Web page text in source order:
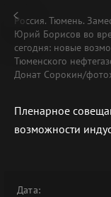
Россия. Тюмень.
Юрий Борисов во
сегодня: новые
Тюменского
Донат Сорокин/
Пленарное
возможности
Дата: